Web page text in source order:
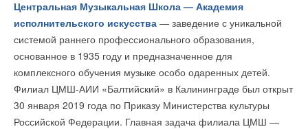
Центральная Музыкальная Школа — Академия
исполнительского искусства — заведение с уникальной
системой раннего профессионального образования,
основанное в 1935 году и предназначенное для
комплексного обучения музыке особо одаренных детей.
Филиал ЦМШ-АИИ «Балтийский» в Калининграде был открыт
30 января 2019 года по Приказу Министерства культуры
Российской Федерации. Главная задача филиала ЦМШ —
НОВОСТИ СОК 8 МАЯ 2026
→ «Умная» мини-котельная BAXI AMPERA Plus
НОВОСТИ СОК 28 АПРЕЛЯ 2026
→
Грамотная стратегия как основной фактор успеха
бизнеса
НОВОСТИ СОК 14 АПРЕЛЯ 2026
→
Запуск новых разделов «Объекты с оборудованием BAXI
и De Dietrich»
НОВОСТИ СОК 10 АПРЕЛЯ 2026
Комментарии
В этой теме еще нет комментариев
Добавить комментарий